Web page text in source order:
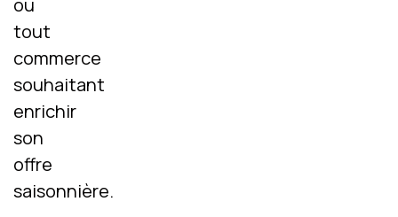
ou
tout
commerce
souhaitant
enrichir
son
offre
saisonnière.